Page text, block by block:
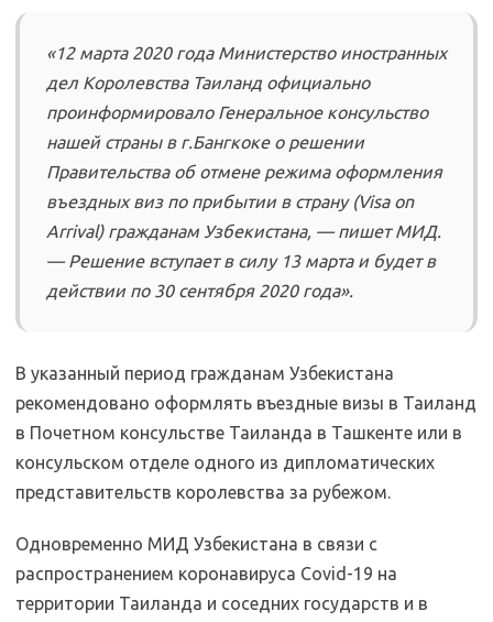
«12 марта 2020 года Министерство иностранных
дел Королевства Таиланд официально
проинформировало Генеральное консульство
нашей страны в г.Бангкоке о решении
Правительства об отмене режима оформления
въездных виз по прибытии в страну (Visa on
Arrival) гражданам Узбекистана, — пишет МИД.
— Решение вступает в силу 13 марта и будет в
действии по 30 сентября 2020 года».
В указанный период гражданам Узбекистана
рекомендовано оформлять въездные визы в Таиланд
в Почетном консульстве Таиланда в Ташкенте или в
консульском отделе одного из дипломатических
представительств королевства за рубежом.
Одновременно МИД Узбекистана в связи с
распространением коронавируса Covid-19 на
территории Таиланда и соседних государств и в